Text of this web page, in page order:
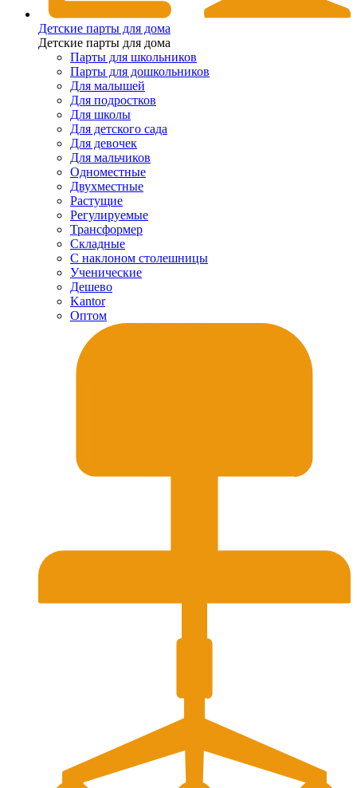
Детские парты для дома
Детские парты для дома
Парты для школьников
Парты для дошкольников
Для малышей
Для подростков
Для школы
Для детского сада
Для девочек
Для мальчиков
Одноместные
Двухместные
Растущие
Регулируемые
Трансформер
Складные
С наклоном столешницы
Ученические
Дешево
Kantor
Оптом